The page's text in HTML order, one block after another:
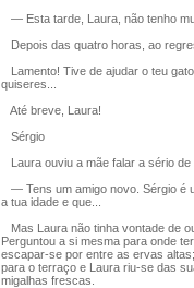
— Esta tarde, Laura, não tenho
Depois das quatro horas, ao
Lamento! Tive de ajudar o teu
quiseres...
Até breve, Laura!
Sérgio
Laura ouviu a mãe falar a sério
— Tens um amigo novo. Sérgio é
a tua idade e que...
Mas Laura não tinha vontade de
Perguntou a si mesma para onde
escapar-se por entre as ervas
para o terraço e Laura riu-se das
migalhas frescas.